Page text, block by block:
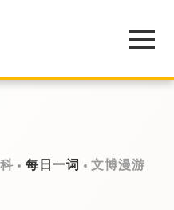
每日一词 文博漫游